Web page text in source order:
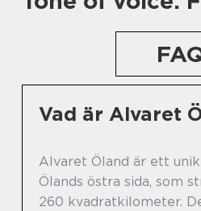
Vad är Alvaret
Alvaret Öland är ett
Ölands östra sida, som
260 kvadratkilometer.